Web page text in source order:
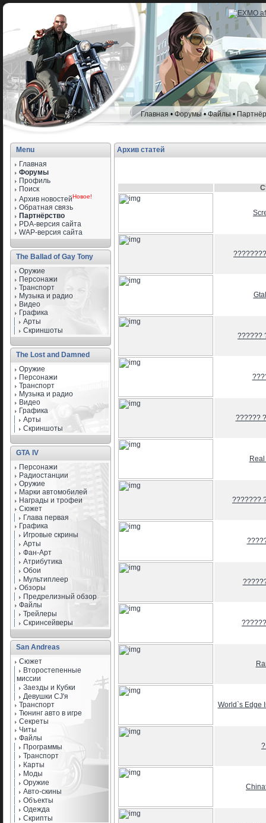
Главная • Форумы•Файлы•
Menu
Главная
Форумы
Профиль
Поиск
Архив новостейНовое!
Обратная связь
Партнёрство
PDA-версия сайта
WAP-версия сайта
The Ballad of Gay Tony
Оружие
Персонажи
Транспорт
Музыка и радио
Видео
Графика
Арты
Скриншоты
The Lost and Damned
Оружие
Персонажи
Транспорт
Музыка и радио
Видео
Графика
Арты
Скриншоты
GTA IV
Персонажи
Радиостанции
Оружие
Марки автомобилей
Награды и трофеи
Сюжет
Глава первая
Графика
Игровые скрины
Арты
Фан-Арт
Атрибутика
Обои
Мультиплеер
Обзоры
Предрелизный обзор
Файлы
Трейлеры
Скринсейверы
San Andreas
Сюжет
Второстепенные
миссии
Заезды и Кубки
Девушки CJ'я
Транспорт
Тюнинг авто в игре
Секреты
Читы
Файлы
Программы
Транспорт
Карты
Моды
Оружие
Авто-скины
Объекты
Одежда
Скрипты
Архив статей
??????
??????
???????
World`s Edge